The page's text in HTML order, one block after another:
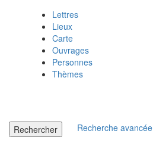
Lettres
Lieux
Carte
Ouvrages
Personnes
Thèmes
Rechercher Recherche avancée